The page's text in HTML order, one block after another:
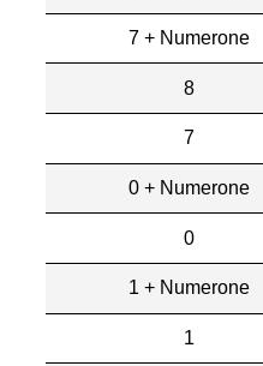
7 + Numerone
8
7
0 + Numerone
0
1 + Numerone
1